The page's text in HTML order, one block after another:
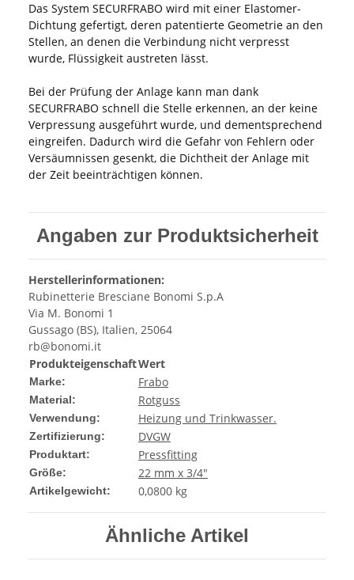
Das System SECURFRABO wird mit einer Elastomer-
Dichtung gefertigt, deren patentierte Geometrie an den
Stellen, an denen die Verbindung nicht verpresst
wurde, Flüssigkeit austreten lässt.
Bei der Prüfung der Anlage kann man dank
SECURFRABO schnell die Stelle erkennen, an der keine
Verpressung ausgeführt wurde, und dementsprechend
eingreifen. Dadurch wird die Gefahr von Fehlern oder
Versäumnissen gesenkt, die Dichtheit der Anlage mit
der Zeit beeinträchtigen können.
Angaben zur Produktsicherheit
Herstellerinformationen:
Rubinetterie Bresciane Bonomi S.p.A
Via M. Bonomi 1
Gussago (BS), Italien, 25064
rb@bonomi.it
ProdukteigenschaftWert
Marke: Frabo
Material: Rotguss
Verwendung: Heizung und Trinkwasser.
Zertifizierung: DVGW
Produktart: Pressfitting
Größe: 22 mm x 3/4"
Artikelgewicht: 0,0800 kg
Ähnliche Artikel